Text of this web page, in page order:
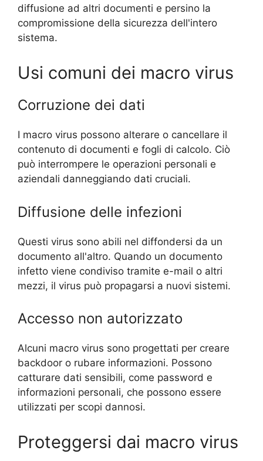
diffusione ad altri documenti e persino la
compromissione della sicurezza dell'intero
sistema.
Usi comuni dei macro virus
Corruzione dei dati
I macro virus possono alterare o cancellare il
contenuto di documenti e fogli di calcolo. Ciò
può interrompere le operazioni personali e
aziendali danneggiando dati cruciali.
Diffusione delle infezioni
Questi virus sono abili nel diffondersi da un
documento all'altro. Quando un documento
infetto viene condiviso tramite e-mail o altri
mezzi, il virus può propagarsi a nuovi sistemi.
Accesso non autorizzato
Alcuni macro virus sono progettati per creare
backdoor o rubare informazioni. Possono
catturare dati sensibili, come password e
informazioni personali, che possono essere
utilizzati per scopi dannosi.
Proteggersi dai macro virus